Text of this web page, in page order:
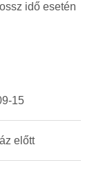
idő esetén
15
előtt